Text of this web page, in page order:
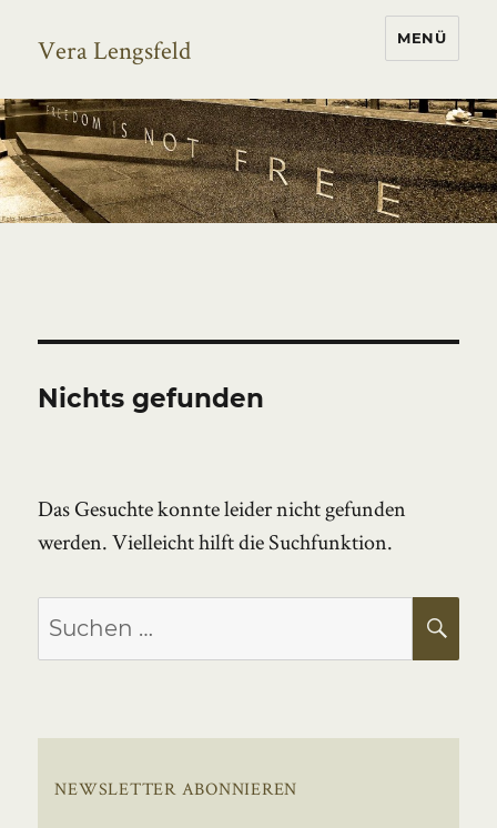
Vera Lengsfeld MENÜ
Nichts gefunden
Das Gesuchte konnte leider nicht gefunden
werden. Vielleicht hilft die Suchfunktion.
Suchen
nach:
NEWSLETTER ABONNIEREN